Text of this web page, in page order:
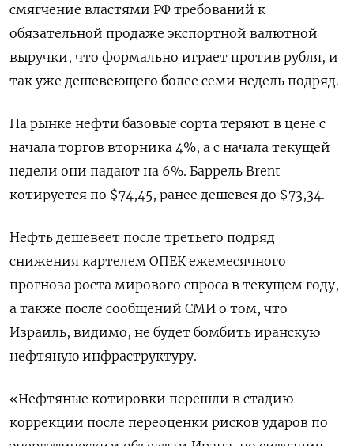
смягчение властями РФ требований к
обязательной продаже экспортной валютной
выручки, что формально играет против рубля, и
так уже дешевеющего более семи недель подряд.
На рынке нефти базовые сорта теряют в цене с
начала торгов вторника 4%, а с начала текущей
недели они падают на 6%. Баррель Brent
котируется по $74,45, ранее дешевея до $73,34.
Нефть дешевеет после третьего подряд
снижения картелем ОПЕК ежемесячного
прогноза роста мирового спроса в текущем году,
а также после сообщений СМИ о том, что
Израиль, видимо, не будет бомбить иранскую
нефтяную инфраструктуру.
«Нефтяные котировки перешли в стадию
коррекции после переоценки рисков ударов по